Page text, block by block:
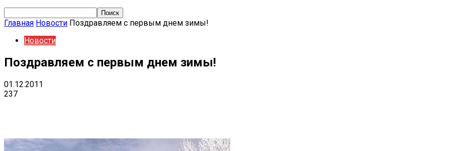
Главная Новости Поздравляем с первым днем зимы!
Новости
Поздравляем с первым днем зимы!
01.12.2011
237